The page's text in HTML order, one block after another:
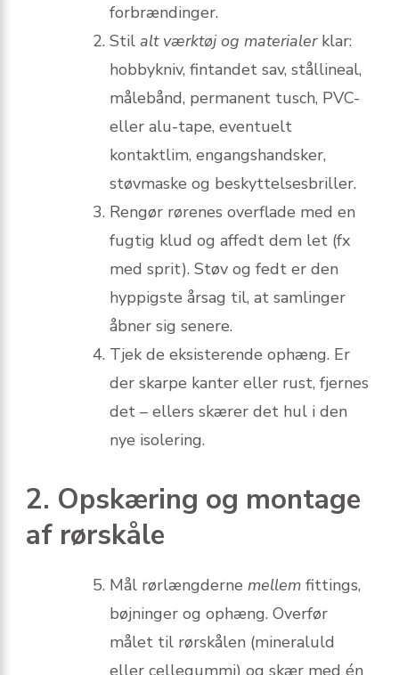
forbrændinger.
Stil alt værktøj og materialerklar:
hobbykniv, fintandet sav, stållineal,
målebånd, permanent tusch, PVC-
eller alu-tape, eventuelt
kontaktlim, engangshandsker,
støvmaske og beskyttelsesbriller.
Rengør rørenes overflade med en
fugtig klud og affedt dem let (fx
med sprit). Støv og fedt er den
hyppigste årsag til, at samlinger
åbner sig senere.
Tjek de eksisterende ophæng. Er
der skarpe kanter eller rust, fjernes
det – ellers skærer det hul i den
nye isolering.
2. Opskæring og montage
af rørskåle
Mål rørlængderne mellem fittings,
bøjninger og ophæng. Overfør
målet til rørskålen (mineraluld